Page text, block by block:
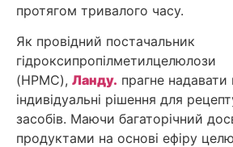
протягом тривалого часу.
Як провідний постачальник
гідроксипропілметилцелюлози
(HPMC), Ланду. прагне надавати
індивідуальні рішення для
засобів. Маючи багаторічний
продуктами на основі ефіру